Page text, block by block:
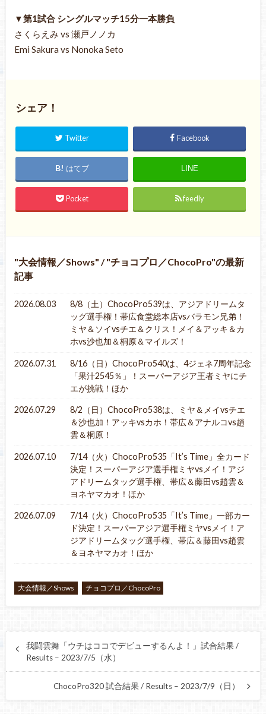
▼第1試合 シングルマッチ15分一本勝負
さくらえみ vs 瀬戸ノノカ
Emi Sakura vs Nonoka Seto
シェア！
Twitter Facebook
はてブ LINE
Pocket feedly
大会情報／Shows / チョコプロ／ChocoPro の最新
記事
2026.08.03
8/8（土）ChocoPro539は、アジアドリームタ
ッグ選手権！帯広食堂総本店vsバラモン兄弟！
ミヤ＆ソイvsチエ＆クリス！メイ＆アッキ＆カ
ホvs沙也加＆桐原＆マイルズ！
2026.07.31
8/16（日）ChocoPro540は、4ジェネ7周年記念
「果汁2545％」！スーパーアジア王者ミヤにチ
エが挑戦！ほか
2026.07.29
8/2（日）ChocoPro538は、ミヤ＆メイvsチエ
＆沙也加！アッキvsカホ！帯広＆アナルコvs趙
雲＆桐原！
2026.07.10
7/14（火）ChocoPro535「It’s Time」全カード
決定！スーパーアジア選手権ミヤvsメイ！アジ
アドリームタッグ選手権、帯広＆藤田vs趙雲＆
ヨネヤマカオ！ほか
2026.07.09
7/14（火）ChocoPro535「It’s Time」一部カー
ド決定！スーパーアジア選手権ミヤvsメイ！ア
ジアドリームタッグ選手権、帯広＆藤田vs趙雲
＆ヨネヤマカオ！ほか
大会情報／Shows チョコプロ／ChocoPro
我闘雲舞「ウチはココでデビューするんよ！」試合結果 /
Results – 2023/7/5（水）
ChocoPro320 試合結果 / Results – 2023/7/9（日）